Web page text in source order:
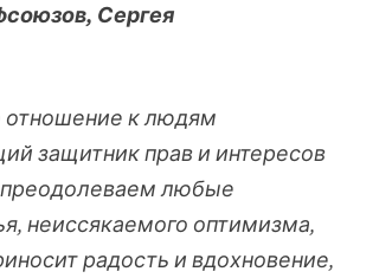
Сергея
отношение к людям
защитник прав и интересов
любые
неиссякаемого оптимизма,
радость и вдохновение,